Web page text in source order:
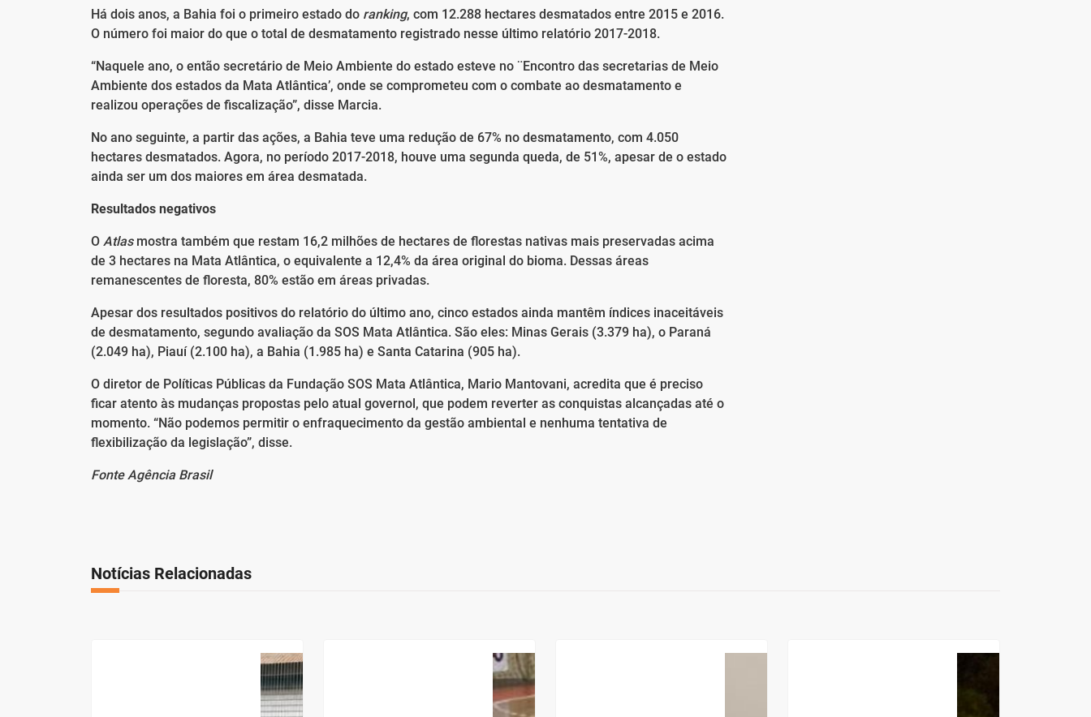
Há dois anos, a Bahia foi o primeiro estado do ranking, com 12.288 hectares desmatados entre 2015 e 2016.
O número foi maior do que o total de desmatamento registrado nesse último relatório 2017-2018.
“Naquele ano, o então secretário de Meio Ambiente do estado esteve no ¨Encontro das secretarias de Meio
Ambiente dos estados da Mata Atlântica’, onde se comprometeu com o combate ao desmatamento e
realizou operações de fiscalização”, disse Marcia.
No ano seguinte, a partir das ações, a Bahia teve uma redução de 67% no desmatamento, com 4.050
hectares desmatados. Agora, no período 2017-2018, houve uma segunda queda, de 51%, apesar de o estado
ainda ser um dos maiores em área desmatada.
Resultados negativos
O Atlasmostra também que restam 16,2 milhões de hectares de florestas nativas mais preservadas acima
de 3 hectares na Mata Atlântica, o equivalente a 12,4% da área original do bioma. Dessas áreas
remanescentes de floresta, 80% estão em áreas privadas.
Apesar dos resultados positivos do relatório do último ano, cinco estados ainda mantêm índices inaceitáveis
de desmatamento, segundo avaliação da SOS Mata Atlântica. São eles: Minas Gerais (3.379 ha), o Paraná
(2.049 ha), Piauí (2.100 ha), a Bahia (1.985 ha) e Santa Catarina (905 ha).
O diretor de Políticas Públicas da Fundação SOS Mata Atlântica, Mario Mantovani, acredita que é preciso
ficar atento às mudanças propostas pelo atual governol, que podem reverter as conquistas alcançadas até o
momento. “Não podemos permitir o enfraquecimento da gestão ambiental e nenhuma tentativa de
flexibilização da legislação”, disse.
Fonte Agência Brasil
Notícias Relacionadas